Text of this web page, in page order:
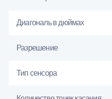
Диагональ в дюймах
Разрешение
Тип сенсора